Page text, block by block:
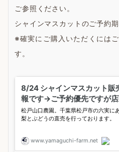
ご参照ください。
シャインマスカットのご予約
※確実にご購入いただくには
す。